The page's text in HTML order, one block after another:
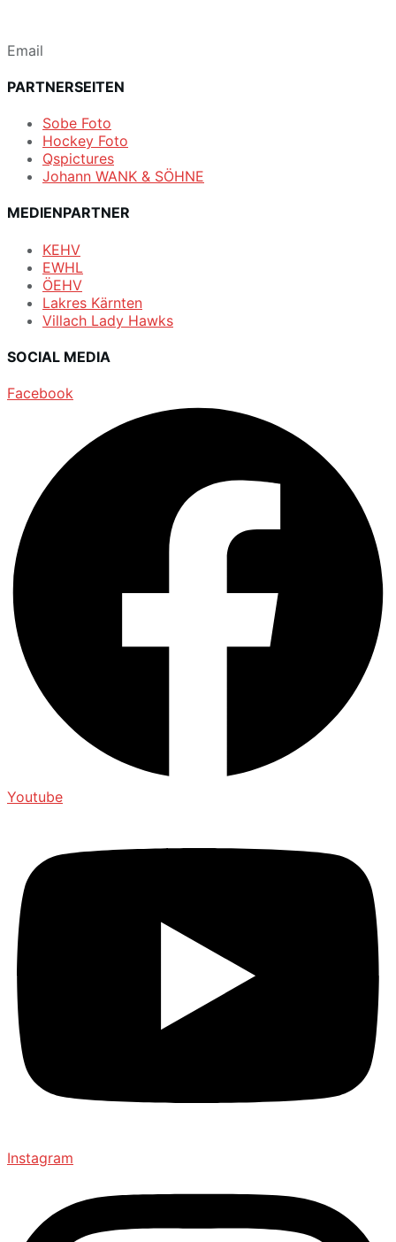
Email
PARTNERSEITEN
Sobe Foto
Hockey Foto
Qspictures
Johann WANK & SÖHNE
MEDIENPARTNER
KEHV
EWHL
ÖEHV
Lakres Kärnten
Villach Lady Hawks
SOCIAL MEDIA
Facebook
Youtube
Instagram